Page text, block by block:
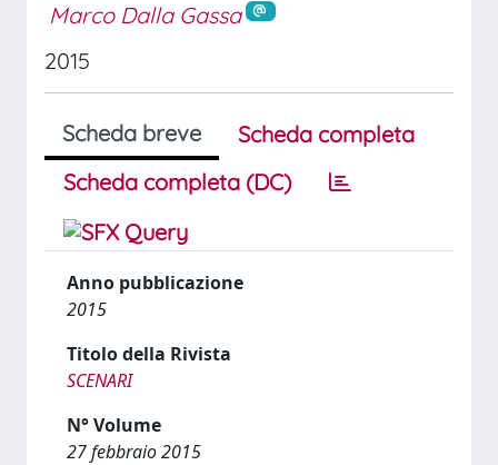
Marco Dalla Gassa
2015
Scheda breve
Scheda completa
Scheda completa (DC)
Anno pubblicazione
2015
Titolo della Rivista
SCENARI
N° Volume
27 febbraio 2015